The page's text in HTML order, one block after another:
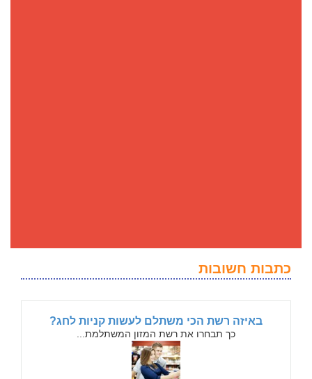
כתבות חשובות
באיזה רשת הכי משתלם לעשות קניות לחג?
כך תבחרו את רשת המזון המשתלמת...